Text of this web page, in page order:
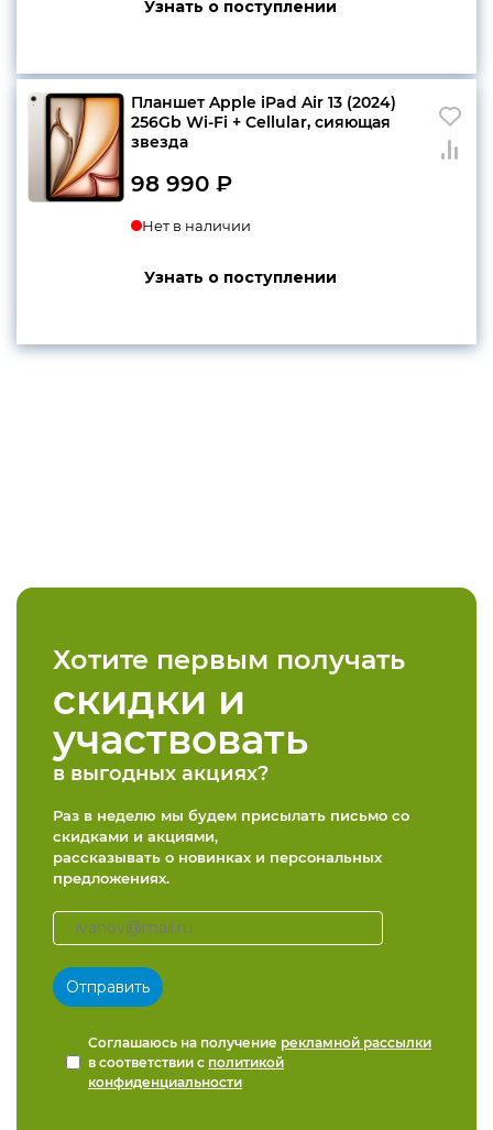
Узнать о поступлении
Планшет Apple iPad Air 13 (2024)
256Gb Wi-Fi + Cellular, сияющая
звезда
98 990 ₽
Нет в наличии
Узнать о поступлении
Хотите первым получать
скидки и
участвовать
в выгодных акциях?
Раз в неделю мы будем присылать письмо со
скидками и акциями,
рассказывать о новинках и персональных
предложениях.
Соглашаюсь на получение рекламной рассылки
в соответствии с политикой
конфиденциальности